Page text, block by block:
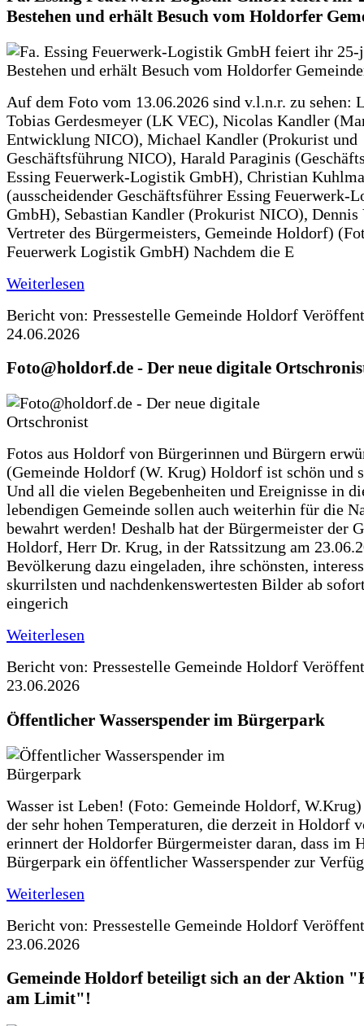
Bestehen und erhält Besuch vom Holdorfer
Auf dem Foto vom 13.06.2026 sind v.l.n.r. zu sehen:
Tobias Gerdesmeyer (LK VEC), Nicolas Kandler
Entwicklung NICO), Michael Kandler (Prokurist und
Geschäftsführung NICO), Harald Paraginis
Essing Feuerwerk-Logistik GmbH), Christian
(ausscheidender Geschäftsführer Essing Feuerwerk-
GmbH), Sebastian Kandler (Prokurist NICO),
Vertreter des Bürgermeisters, Gemeinde Holdorf)
Feuerwerk Logistik GmbH) Nachdem die E
Weiterlesen
Bericht von: Pressestelle Gemeinde Holdorf
24.06.2026
Foto@holdorf.de - Der neue digitale
Fotos aus Holdorf von Bürgerinnen und Bürgern
(Gemeinde Holdorf (W. Krug) Holdorf ist schön und
Und all die vielen Begebenheiten und Ereignisse in
lebendigen Gemeinde sollen auch weiterhin für die
bewahrt werden! Deshalb hat der Bürgermeister der
Holdorf, Herr Dr. Krug, in der Ratssitzung am
Bevölkerung dazu eingeladen, ihre schönsten,
skurrilsten und nachdenkenswertesten Bilder ab
eingerich
Weiterlesen
Bericht von: Pressestelle Gemeinde Holdorf
23.06.2026
Öffentlicher Wasserspender im Bürgerpark
Wasser ist Leben! (Foto: Gemeinde Holdorf,
der sehr hohen Temperaturen, die derzeit in Holdorf
erinnert der Holdorfer Bürgermeister daran, dass im
Bürgerpark ein öffentlicher Wasserspender zur
Weiterlesen
Bericht von: Pressestelle Gemeinde Holdorf
23.06.2026
Gemeinde Holdorf beteiligt sich an der Aktion
am Limit"!